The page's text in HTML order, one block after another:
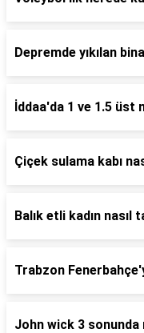
Depremde yıkılan
İddaa'da 1 ve 1.5 üst
Çiçek sulama kabı
Balık etli kadın nasıl
Trabzon
John wick 3 sonunda